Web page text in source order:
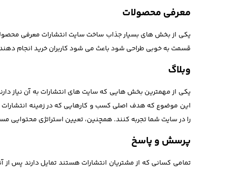
معرفی محصولات
یکی از بخش های بسیار جذاب ساخت سایت انتشارات معرفی
قسمت به خوبی طراحی شود باعث می شود کاربران خرید انجام
وبلاگ
یکی از مهمترین بخش هایی که سایت های انتشارات به آن نیاز
این موضوع که هدف اصلی کسب و کارهایی که در زمینه انتشارات
را در سایت شما تجربه کنند. همچنین، تعیین استراتژی محتوایی
پرسش و پاسخ
تمامی کسانی که از مشتریان انتشارات هستند تمایل دارند پس